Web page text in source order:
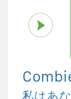
私はあ